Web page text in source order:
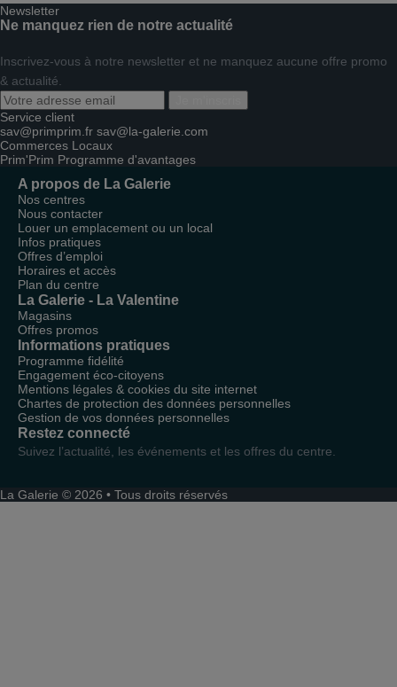
Newsletter
Ne manquez rien de notre actualité
Inscrivez-vous à notre newsletter et ne manquez aucune offre promo
& actualité.
Service client
sav@primprim.fr sav@la-galerie.com
Commerces Locaux
Prim'Prim Programme d'avantages
A propos de La Galerie
Nos centres
Nous contacter
Louer un emplacement ou un local
Infos pratiques
Offres d’emploi
Horaires et accès
Plan du centre
La Galerie - La Valentine
Magasins
Offres promos
Informations pratiques
Programme fidélité
Engagement éco-citoyens
Mentions légales & cookies du site internet
Chartes de protection des données personnelles
Gestion de vos données personnelles
Restez connecté
Suivez l’actualité, les événements et les offres du centre.
La Galerie © 2026 • Tous droits réservés